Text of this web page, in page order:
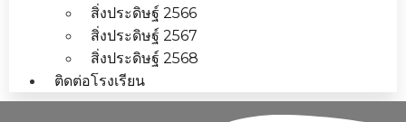
สิ่งประดิษฐ์ 2566
สิ่งประดิษฐ์ 2567
สิ่งประดิษฐ์ 2568
ติดต่อโรงเรียน